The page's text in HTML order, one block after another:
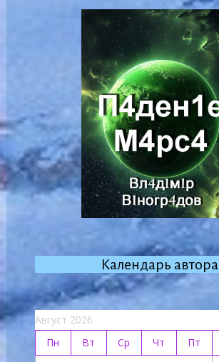
Календарь автора
Август 2026
Пн
Вт Ср Чт Пт